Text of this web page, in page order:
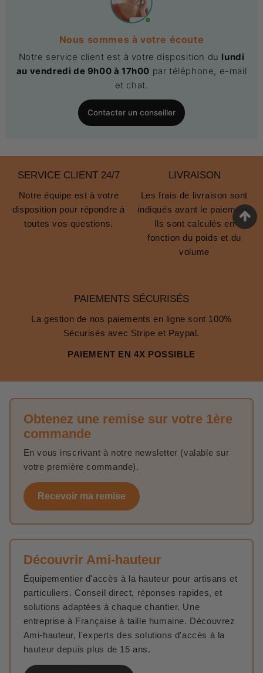
Nous sommes à votre écoute
Notre service client est à votre disposition du lundi
au vendredi de 9h00 à 17h00 par téléphone, e-mail
et chat.
Contacter un conseiller
SERVICE CLIENT 24/7
Notre équipe est à votre
disposition pour répondre à
toutes vos questions.
LIVRAISON
Les frais de livraison sont
indiqués avant le paiement.
Ils sont calculés en
fonction du poids et du
volume
PAIEMENTS SÉCURISÉS
La gestion de nos paiements en ligne sont 100%
Sécurisés avec Stripe et Paypal.
PAIEMENT EN 4X POSSIBLE
Obtenez une remise sur votre 1ère
commande
En vous inscrivant à notre newsletter (valable sur
votre première commande).
Recevoir ma remise
Découvrir Ami-hauteur
Équipementier d'accès à la hauteur pour artisans et
particuliers. Conseil direct, réponses rapides, et
solutions adaptées à chaque chantier. Une
entreprise à Française à taille humaine. Découvrez
Ami-hauteur, l'experts des solutions d'accès à la
hauteur depuis plus de 15 ans.